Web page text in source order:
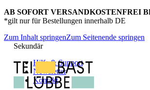
AB SOFORT VERSANDKOSTENFREI
*gilt nur für Bestellungen innerhalb DE
Zum Inhalt springenZum Seitenende springen
Sekundär
Hilfe & Support
Newsletter
Kontakt